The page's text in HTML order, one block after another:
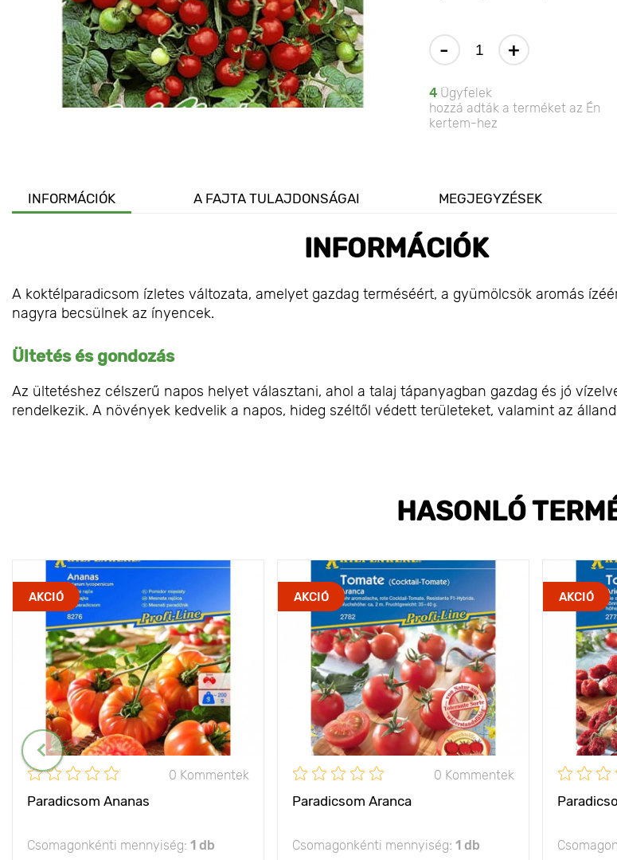
- +
4 Ügyfelek
hozzá adták a terméket az Én
kertem-hez
INFORMÁCIÓK A FAJTA TULAJDONSÁGAI MEGJEGYZÉSEK
INFORMÁCIÓK
A koktélparadicsom ízletes változata, amelyet gazdag terméséért, a gyümölcsök aromás
nagyra becsülnek az ínyencek.
Ültetés és gondozás
Az ültetéshez célszerű napos helyet választani, ahol a talaj tápanyagban gazdag és jó
rendelkezik. A növények kedvelik a napos, hideg széltől védett területeket, valamint az
HASONLÓ
AKCIÓ
0 Kommentek
Paradicsom Ananas
Csomagonkénti mennyiség: 1 db
AKCIÓ
0 Kommentek
Paradicsom Aranca
Csomagonkénti mennyiség: 1 db
AKCIÓ